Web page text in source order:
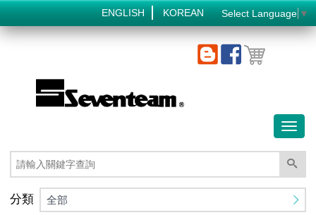
ENGLISH KOREAN Select Language ▼
分類 全部